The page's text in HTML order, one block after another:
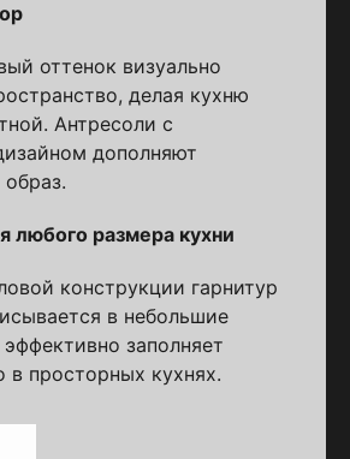
оттенок визуально
делая кухню
Антресоли с
дополняют
любого размера кухни
конструкции гарнитур
в небольшие
заполняет
в просторных кухнях.